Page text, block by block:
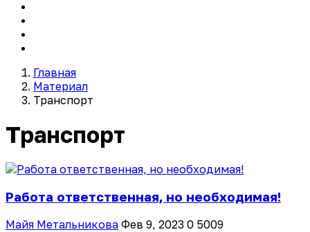
Главная
Материал
Транспорт
Транспорт
Работа ответственная, но необходимая!
Майя Метальникова Фев 9, 2023 0 5009